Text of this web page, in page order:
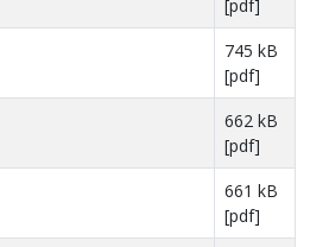
[pdf]
745 kB
[pdf]
662 kB
[pdf]
661 kB
[pdf]